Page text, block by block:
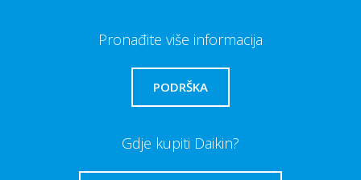
Pronađite više informacija
PODRŠKA
Gdje kupiti Daikin?